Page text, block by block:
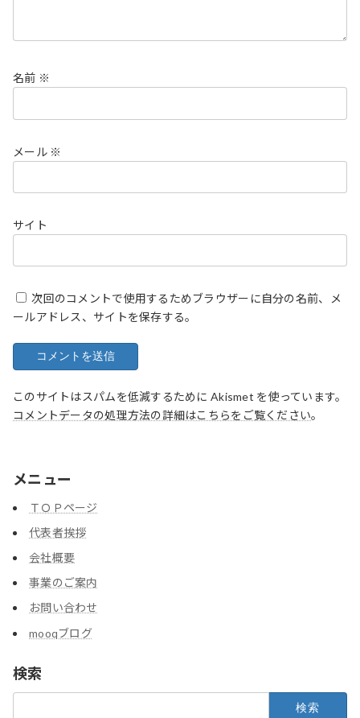
名前 ※
メール ※
サイト
次回のコメントで使用するためブラウザーに自分の名前、メ
ールアドレス、サイトを保存する。
このサイトはスパムを低減するために Akismet を使っています。
コメントデータの処理方法の詳細はこちらをご覧ください。
メニュー
ＴＯＰページ
代表者挨拶
会社概要
事業のご案内
お問い合わせ
mooqブログ
検索